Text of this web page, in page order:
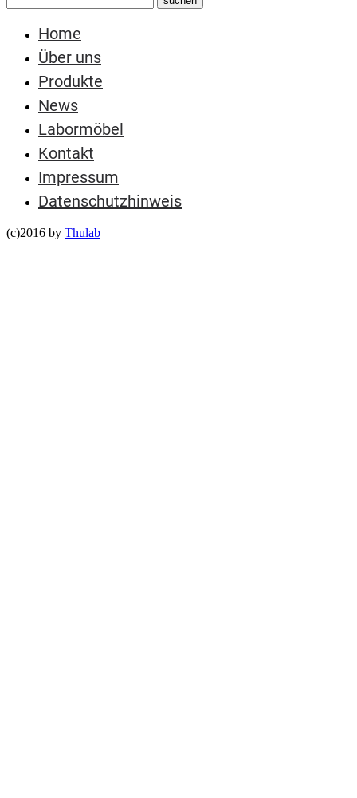
Home
Über uns
Produkte
News
Labormöbel
Kontakt
Impressum
Datenschutzhinweis
(c)2016 by Thulab